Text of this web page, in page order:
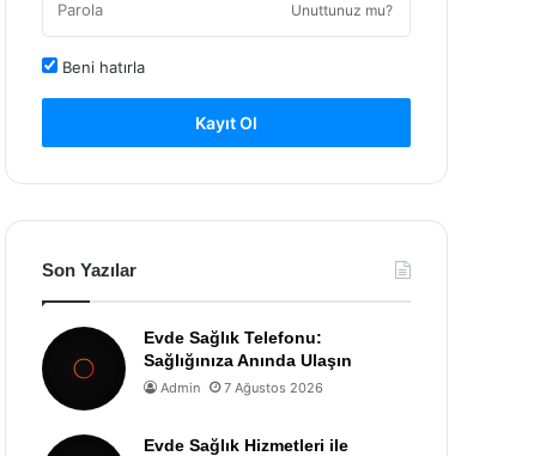
Unuttunuz mu?
Beni hatırla
Kayıt Ol
Son Yazılar
Evde Sağlık Telefonu:
Sağlığınıza Anında Ulaşın
Admin 7 Ağustos 2026
Evde Sağlık Hizmetleri ile